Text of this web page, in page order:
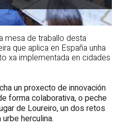
mesa de traballo desta
que aplica en España unha
xa implementada en cidades
un proxecto de innovación
forma colaborativa, o peche
de Loureiro, un dos retos
herculina.